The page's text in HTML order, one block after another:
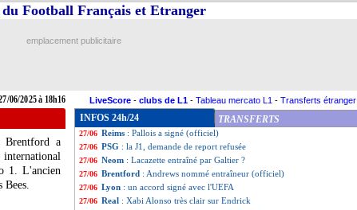
06/2025 à 18h16
Football Français et Etranger
emplacement publicitaire
LiveScore - clubs de L1 - Tableau mercato L1 - Transferts étranger
Brentford a
1. L'ancien
Bees.
INFOS 24h/24 TRANSFERTS
27/06 Liverpool: le gardien Woodman a signé (off.)
27/06 Los Angeles
27/06 Lyon: une amende de 50 M€ de l'UEFA !
27/06 Waregem : Diop renforce Strasbourg (officiel)
27/06 Reims : Pallois a signé (officiel)
27/06 PSG : la J1, demande de report refusée
27/06 Neom : Lacazette entraîné par Galtier ?
27/06 Brentford : Andrews nommé entraîneur (officiel)
27/06 Lyon : un accord signé avec l'UEFA
27/06 Real : Xabi Alonso très clair sur Endrick